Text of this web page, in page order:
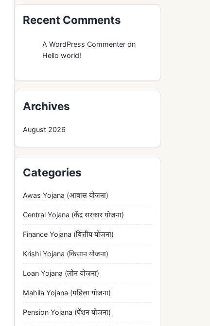
Recent Comments
A WordPress Commenter on
Hello world!
Archives
August 2026
Categories
Awas Yojana (आवास योजना)
Central Yojana (केंद्र सरकार योजना)
Finance Yojana (वित्तीय योजना)
Krishi Yojana (किसान योजना)
Loan Yojana (लोन योजना)
Mahila Yojana (महिला योजना)
Pension Yojana (पेंशन योजना)